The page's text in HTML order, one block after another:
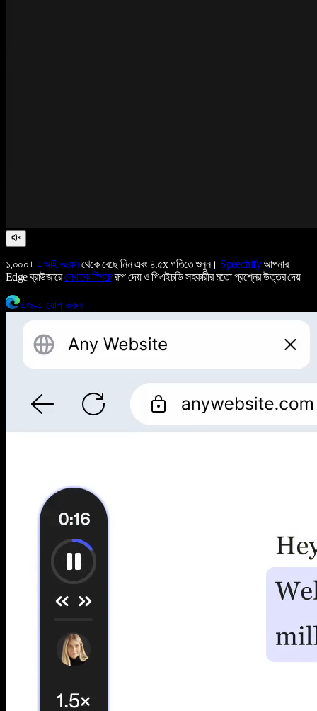
১,০০০+এআই ভয়েসথেকে বেছে নিন এবং ৪.৫x গতিতে শুনুন। Speechifyআপনার
Edge ব্রাউজারেলেখাকে স্পিচেরূপ দেয় ও পিএইচডি সহকারীর মতো প্রশ্নের উত্তর দেয়
এজ-এ যোগ করুন